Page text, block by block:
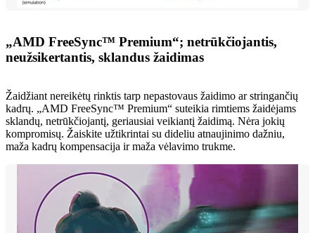
„AMD FreeSync™ Premium“; netrūkčiojantis,
neužsikertantis, sklandus žaidimas
Žaidžiant nereikėtų rinktis tarp nepastovaus žaidimo ar stringančių
kadrų. „AMD FreeSync™ Premium“ suteikia rimtiems žaidėjams
sklandų, netrūkčiojantį, geriausiai veikiantį žaidimą. Nėra jokių
kompromisų. Žaiskite užtikrintai su dideliu atnaujinimo dažniu,
maža kadrų kompensacija ir maža vėlavimo trukme.